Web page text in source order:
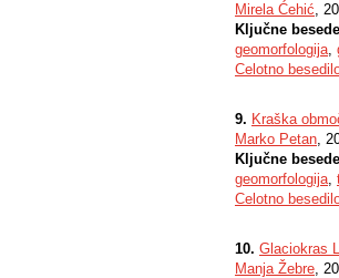
Mirela Ćehić,
Ključne
geomorfologija,
Celotno
9. Kraška
Marko Petan,
Ključne
geomorfologija,
Celotno
10. Glaciokras
Manja Žebre,